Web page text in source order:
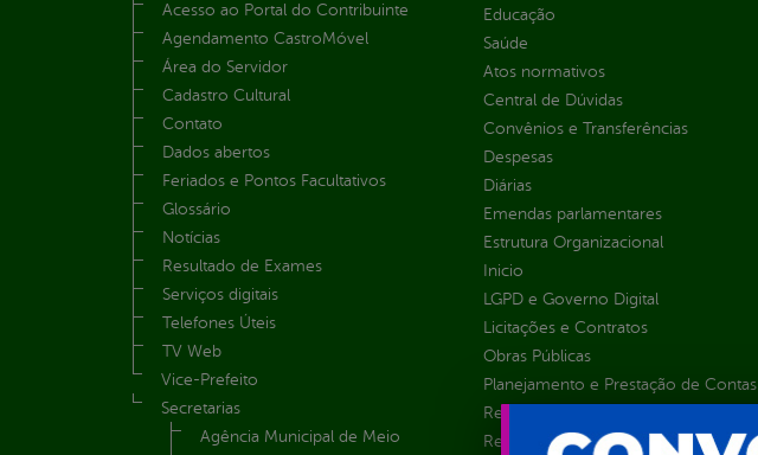
Acesso ao Portal do Contribuinte
Agendamento CastroMóvel
Área do Servidor
Cadastro Cultural
Contato
Dados abertos
Feriados e Pontos Facultativos
Glossário
Notícias
Resultado de Exames
Serviços digitais
Telefones Úteis
TV Web
Vice-Prefeito
Secretarias
Agência Municipal de Meio
Educação
Saúde
Atos normativos
Central de Dúvidas
Convênios e Transferências
Despesas
Diárias
Emendas parlamentares
Estrutura Organizacional
Inicio
LGPD e Governo Digital
Licitações e Contratos
Obras Públicas
Planejamento e Prestação de Contas
Receitas
Recursos Humanos